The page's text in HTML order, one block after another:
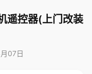
遥控器(上门改装
07日